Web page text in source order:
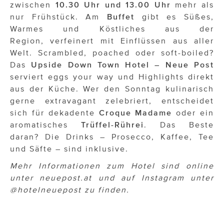
zwischen 10.30 Uhr und 13.00 Uhr
mehr als
nur Frühstück. Am Buffet
gibt es Süßes,
Warmes und Köstliches aus der
Region, verfeinert mit Einflüssen aus aller
Welt. Scrambled, poached oder soft-boiled?
Das Upside Down Town Hotel – Neue Post
serviert eggs your way und Highlights direkt
aus der Küche. Wer den Sonntag kulinarisch
gerne extravagant zelebriert, entscheidet
sich für dekadente Croque Madame oder ein
aromatisches Trüffel-Rührei . Das Beste
daran? Die Drinks – Prosecco, Kaffee, Tee
und Säfte – sind inklusive.
Mehr Informationen zum Hotel sind online
unter neuepost.at und auf Instagram unter
@hotelneuepost zu finden.